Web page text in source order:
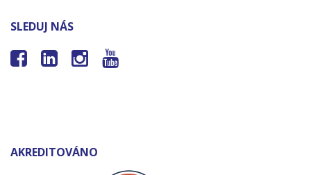
SLEDUJ NÁS
   
AKREDITOVÁNO